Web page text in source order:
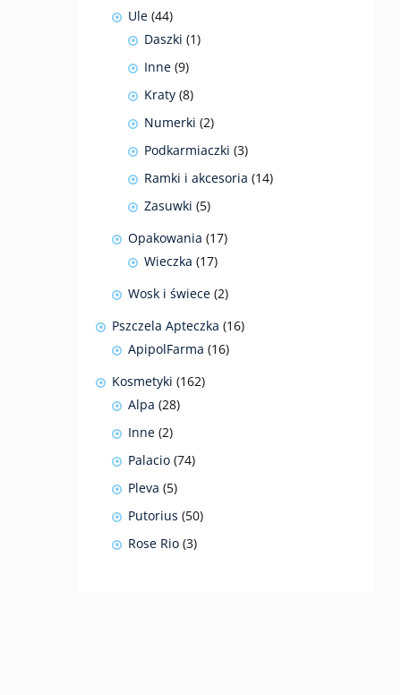
Ule 4444
produkty
Daszki 11
Inne 99
Kraty 88
Numerki 22
Podkarmiaczki 33
Ramki i akcesoria 1414
Zasuwki 55
Opakowania 1717
Wieczka 1717
Wosk i świece 22
Pszczela Apteczka 1616
ApipolFarma 1616
Kosmetyki 162162
Alpa 2828
Inne 22
Palacio 7474
Pleva 55
Putorius 5050
Rose Rio 33